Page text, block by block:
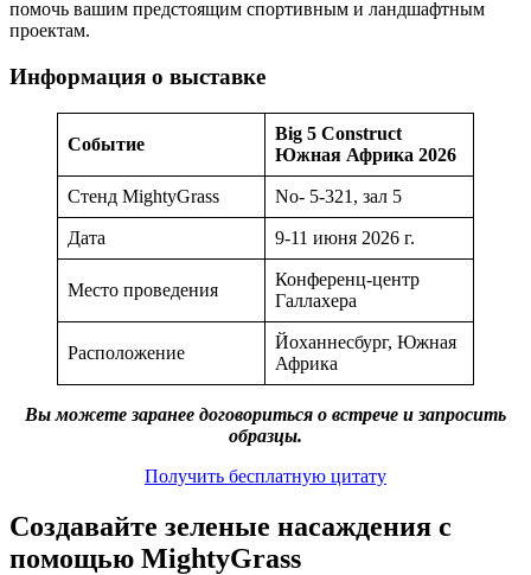
помочь вашим предстоящим спортивным и ландшафтным
проектам.
Информация о выставке
Событие
Big 5 Construct
Южная Африка 2026
Стенд MightyGrass No- 5-321, зал 5
Дата 9-11 июня 2026 г.
Место проведения
Конференц-центр
Галлахера
Расположение
Йоханнесбург, Южная
Африка
Вы можете заранее договориться о встрече и запросить
образцы.
Получить бесплатную цитату
Создавайте зеленые насаждения с
помощью MightyGrass